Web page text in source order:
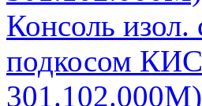
Консоль изол.
подкосом
301.102.000М)